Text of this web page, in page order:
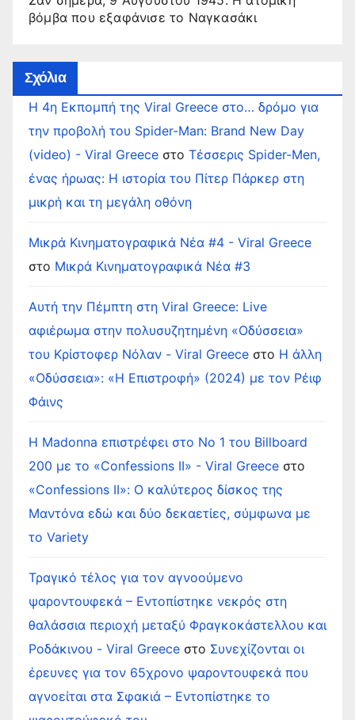
βόμβα που εξαφάνισε το Ναγκασάκι
Σχόλια
Η 4η Εκπομπή της Viral Greece στο… δρόμο για
την προβολή του Spider-Man: Brand New Day
(video) - Viral Greece στο Τέσσερις Spider-Men,
ένας ήρωας: Η ιστορία του Πίτερ Πάρκερ στη
μικρή και τη μεγάλη οθόνη
Μικρά Κινηματογραφικά Νέα #4 - Viral Greece
στο Μικρά Κινηματογραφικά Νέα #3
Αυτή την Πέμπτη στη Viral Greece: Live
αφιέρωμα στην πολυσυζητημένη «Οδύσσεια»
του Κρίστοφερ Νόλαν - Viral Greece στο Η άλλη
«Οδύσσεια»: «Η Επιστροφή» (2024) με τον Ρέιφ
Φάινς
Η Madonna επιστρέφει στο Νο 1 του Billboard
200 με το «Confessions II» - Viral Greece στο
«Confessions II»: Ο καλύτερος δίσκος της
Μαντόνα εδώ και δύο δεκαετίες, σύμφωνα με
το Variety
Τραγικό τέλος για τον αγνοούμενο
ψαροντουφεκά – Εντοπίστηκε νεκρός στη
θαλάσσια περιοχή μεταξύ Φραγκοκάστελλου και
Ροδάκινου - Viral Greece στο Συνεχίζονται οι
έρευνες για τον 65χρονο ψαροντουφεκά που
αγνοείται στα Σφακιά – Εντοπίστηκε το